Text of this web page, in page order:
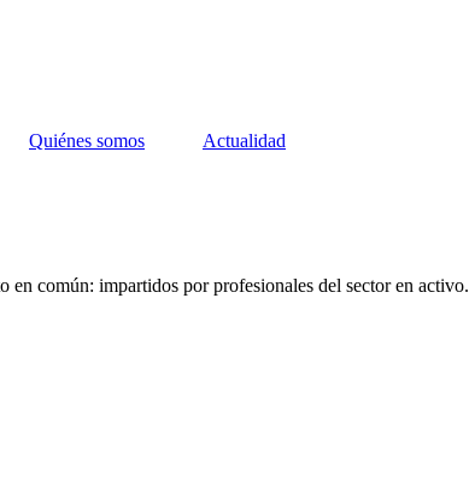
Quiénes somos Actualidad
en común: impartidos por profesionales del sector en activo.